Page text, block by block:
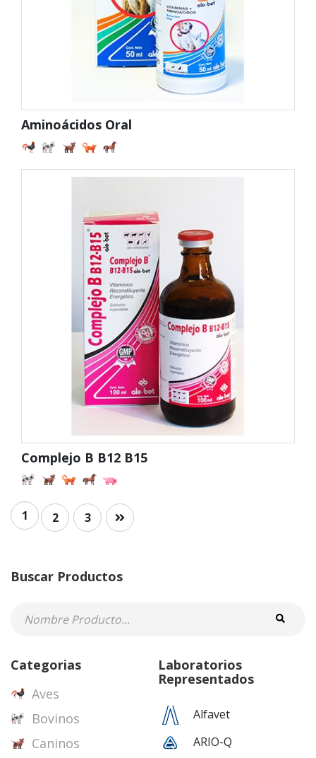
Buscar Productos
Categorias
Aves
Bovinos
Caninos
Laboratorios
Representados
Alfavet
ARIO-Q
Aminoácidos Oral
Complejo B B12 B15
1 2 3